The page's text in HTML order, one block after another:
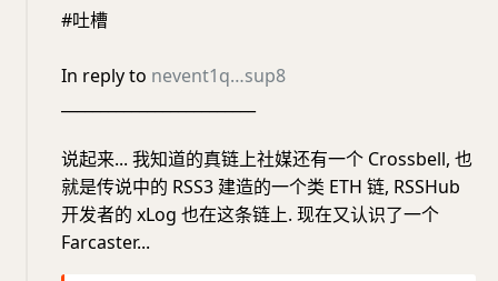
#吐槽
In reply to nevent1q…sup8
说起来... 我知道的真链上社媒还有一个 Crossbell, 也
就是传说中的 RSS3 建造的一个类 ETH 链, RSSHub
开发者的 xLog 也在这条链上. 现在又认识了一个
Farcaster...